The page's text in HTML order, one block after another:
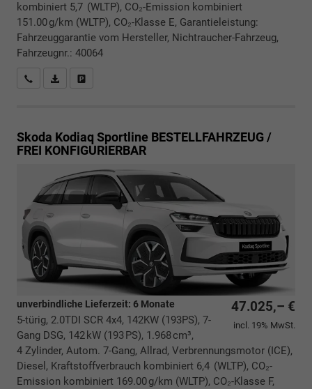
kombiniert 5,7 (WLTP), CO₂-Emission kombiniert
151.00 g/km (WLTP), CO₂-Klasse E, Garantieleistung:
Fahrzeuggarantie vom Hersteller, Nichtraucher-Fahrzeug,
Fahrzeugnr.: 40064
Rückrufbitte absenden
PDF-Datei, Fahrzeugexposé drucken
Skoda Kodiaq Sportline BESTELLFAHRZEUG /
FREI KONFIGURIERBAR
47.025,– €
incl. 19% MwSt.
unverbindliche Lieferzeit: 6 Monate
5-türig, 2.0TDI SCR 4x4, 142KW (193PS), 7-
Gang DSG, 142 kW (193 PS), 1.968 cm³,
4 Zylinder, Autom. 7-Gang, Allrad, Verbrennungsmotor (ICE),
Diesel, Kraftstoffverbrauch kombiniert 6,4 (WLTP), CO₂-
Emission kombiniert 169.00 g/km (WLTP), CO₂-Klasse F,